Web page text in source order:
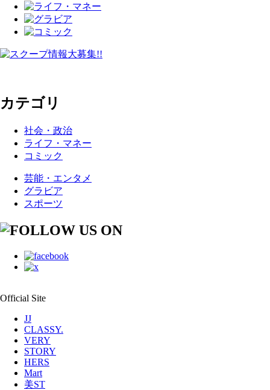
カテゴリ
社会・政治
ライフ・マネー
コミック
芸能・エンタメ
グラビア
スポーツ
Official Site
JJ
CLASSY.
VERY
STORY
HERS
Mart
美ST